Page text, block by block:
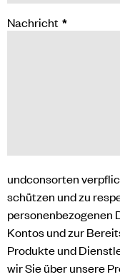
Nachricht *
undconsorten
schützen und zu
personenbezogenen
Kontos und zur
Produkte und
wir Sie über unsere